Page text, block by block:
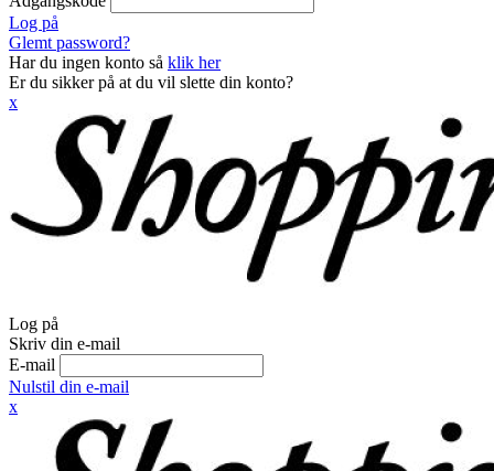
Log på
Glemt password?
Har du ingen konto så klik her
Er du sikker på at du vil slette din konto?
x
Log på
Skriv din e-mail
E-mail
Nulstil din e-mail
x